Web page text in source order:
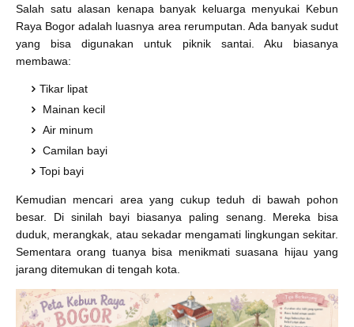
Salah satu alasan kenapa banyak keluarga menyukai Kebun
Raya Bogor adalah luasnya area rerumputan. Ada banyak sudut
yang bisa digunakan untuk piknik santai. Aku biasanya
membawa:
Tikar lipat
Mainan kecil
Air minum
Camilan bayi
Topi bayi
Kemudian mencari area yang cukup teduh di bawah pohon
besar. Di sinilah bayi biasanya paling senang. Mereka bisa
duduk, merangkak, atau sekadar mengamati lingkungan sekitar.
Sementara orang tuanya bisa menikmati suasana hijau yang
jarang ditemukan di tengah kota.